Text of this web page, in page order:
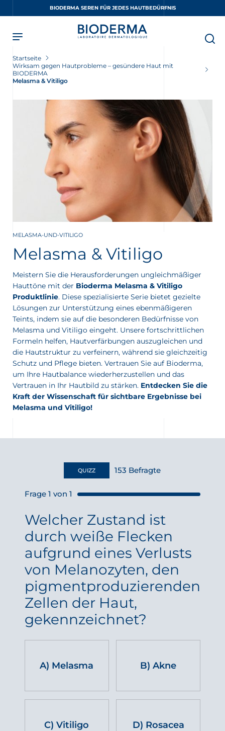
BIODERMA SEREN FÜR JEDES HAUTBEDÜRFNIS
Partner Apotheke in Ihrer Nähe
Startseite
Wirksam gegen Hautprobleme – gesündere Haut mit
BIODERMA
Melasma & Vitiligo
MELASMA-UND-VITILIGO
Melasma & Vitiligo
Meistern Sie die Herausforderungen ungleichmäßiger
Hauttöne mit der Bioderma Melasma & Vitiligo
Produktlinie. Diese spezialisierte Serie bietet gezielte
Lösungen zur Unterstützung eines ebenmäßigeren
Teints, indem sie auf die besonderen Bedürfnisse von
Melasma und Vitiligo eingeht. Unsere fortschrittlichen
Formeln helfen, Hautverfärbungen auszugleichen und
die Hautstruktur zu verfeinern, während sie gleichzeitig
Schutz und Pflege bieten. Vertrauen Sie auf Bioderma,
um Ihre Hautbalance wiederherzustellen und das
Vertrauen in Ihr Hautbild zu stärken. Entdecken Sie die
Kraft der Wissenschaft für sichtbare Ergebnisse bei
Melasma und Vitiligo!
QUIZZ 153 Befragte
Frage 1 von 1
Welcher Zustand ist
durch weiße Flecken
aufgrund eines Verlusts
von Melanozyten, den
pigmentproduzierenden
Zellen der Haut,
gekennzeichnet?
A) Melasma B) Akne
C) Vitiligo D) Rosacea